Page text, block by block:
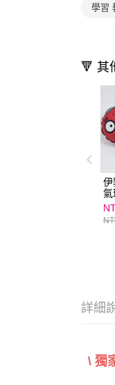
學習
🔻 其
伊
氣
詳細
\ 獨